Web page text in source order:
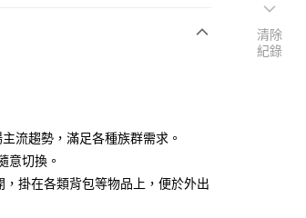
流趨勢，滿足各種族群需求。
意切換。
掛在各類背包等物品上，便於外出
清除
紀錄